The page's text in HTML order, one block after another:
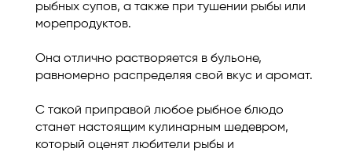
рыбных супов, а также при тушении рыбы или
морепродуктов.
Она отлично растворяется в бульоне,
равномерно распределяя свой вкус и аромат.
С такой приправой любое рыбное блюдо
станет настоящим кулинарным шедевром,
который оценят любители рыбы и